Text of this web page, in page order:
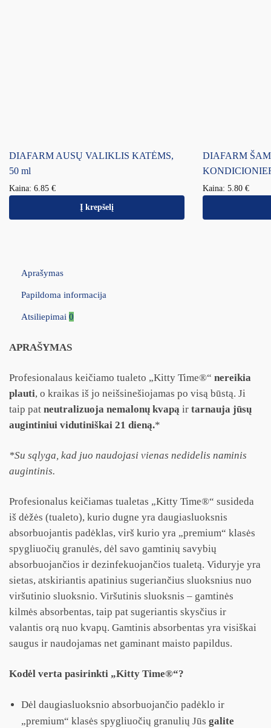
DIAFARM AUSŲ VALIKLIS KATĖMS,
50 ml
Kaina: 6.85 €
Į krepšelį
DIAFARM
Kaina: 5.80 €
Aprašymas
Papildoma informacija
Atsiliepimai 0
APRAŠYMAS
Profesionalaus keičiamo tualeto „Kitty Time®“ nereikia
plauti, o kraikas iš jo neišsinešiojamas po visą būstą. Ji
taip pat neutralizuoja nemalonų kvapą ir tarnauja jūsų
augintiniui vidutiniškai 21 dieną.*
*Su sąlyga, kad juo naudojasi vienas nedidelis naminis
augintinis.
Profesionalus keičiamas tualetas „Kitty Time®“ susideda
iš dėžės (tualeto), kurio dugne yra daugiasluoksnis
absorbuojantis padėklas, virš kurio yra „premium“ klasės
spygliuočių granulės, dėl savo gamtinių savybių
absorbuojančios ir dezinfekuojančios tualetą. Viduryje yra
sietas, atskiriantis apatinius sugeriančius sluoksnius nuo
viršutinio sluoksnio. Viršutinis sluoksnis – gamtinės
kilmės absorbentas, taip pat sugeriantis skysčius ir
valantis orą nuo kvapų. Gamtinis absorbentas yra visiškai
saugus ir naudojamas net gaminant maisto papildus.
Kodėl verta pasirinkti „Kitty Time®“?
Dėl daugiasluoksnio absorbuojančio padėklo ir
„premium“ klasės spygliuočių granulių Jūs galite